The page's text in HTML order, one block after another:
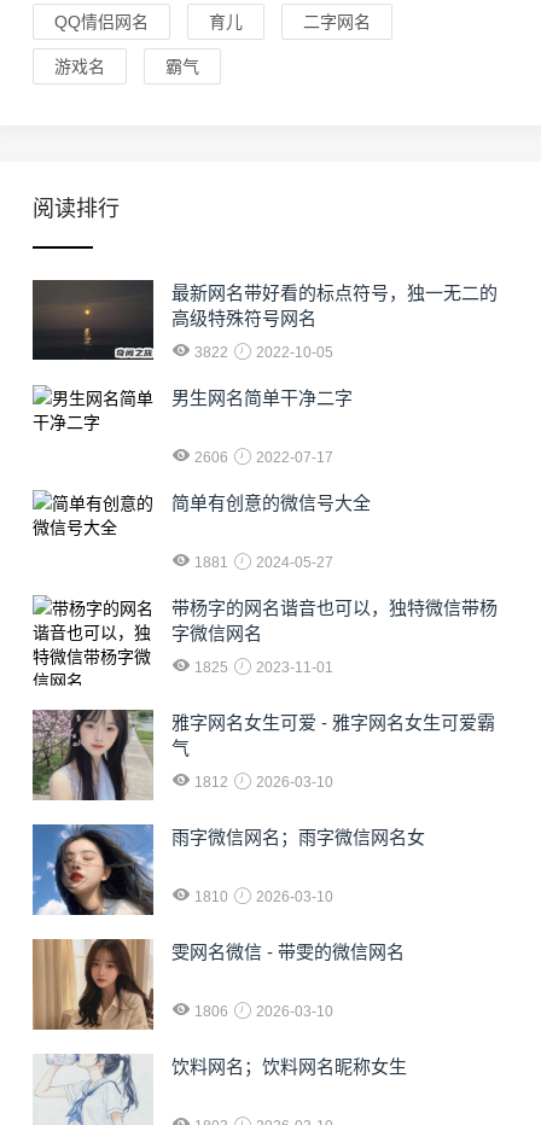
QQ情侣网名 育儿 二字网名
游戏名 霸气
阅读排行
最新网名带好看的标点符号，独一无二的
高级特殊符号网名
3822 2022-10-05
男生网名简单干净二字
2606 2022-07-17
简单有创意的微信号大全
1881 2024-05-27
​带杨字的网名谐音也可以，独特微信带杨
字微信网名
1825 2023-11-01
雅字网名女生可爱 - 雅字网名女生可爱霸
气
1812 2026-03-10
雨字微信网名；雨字微信网名女
1810 2026-03-10
雯网名微信 - 带雯的微信网名
1806 2026-03-10
饮料网名；饮料网名昵称女生